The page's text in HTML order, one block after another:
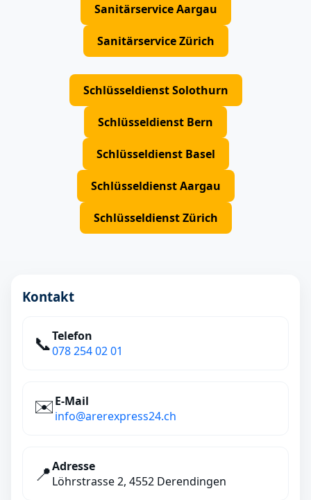
Sanitärservice Aargau
Sanitärservice Zürich
Schlüsseldienst Solothurn
Schlüsseldienst Bern
Schlüsseldienst Basel
Schlüsseldienst Aargau
Schlüsseldienst Zürich
Kontakt
📞Telefon
078 254 02 01
✉️E‑Mail
info@arerexpress24.ch
📍Adresse
Löhrstrasse 2, 4552 Derendingen